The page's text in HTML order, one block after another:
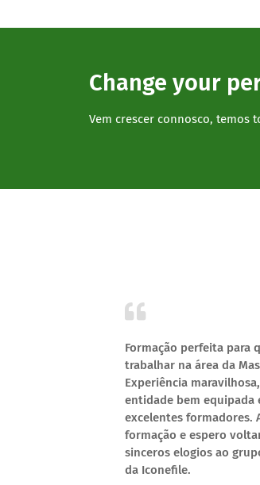
Change your
Vem crescer connosco, temos
Formação perfeita para
trabalhar na área da
Experiência
entidade bem equipada
excelentes formadores.
formação e espero
sinceros elogios ao
da Iconefile.